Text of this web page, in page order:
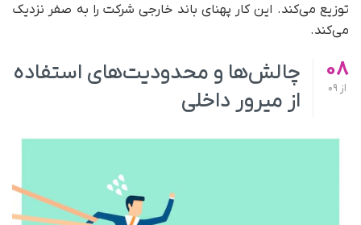
توزیع می‌کند. این کار پهنای باند خارجی شرکت را به صفر نزدیک
می‌کند.
08
از
چالش‌ها و محدودیت‌های استفاده
از میرور داخلی